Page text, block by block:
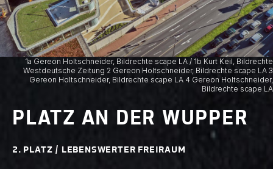
1a Gereon Holtschneider, Bildrechte scape LA / 1b Kurt Keil, Bildrechte
Westdeutsche Zeitung 2 Gereon Holtschneider, Bildrechte scape LA 3
Gereon Holtschneider, Bildrechte scape LA 4 Gereon Holtschneider,
Bildrechte scape LA
PLATZ AN DER WUPPER
2. PLATZ / LEBENSWERTER FREIRAUM